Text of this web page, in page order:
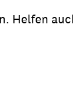
Helfen